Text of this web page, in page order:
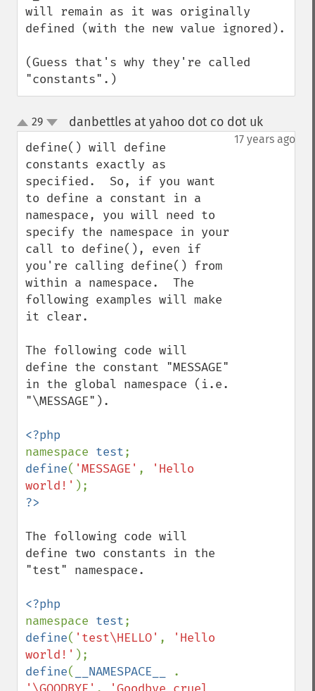
will remain as it was originally
defined (with the new value ignored).
(Guess that's why they're called
"constants".)
up
down
29 danbettles at yahoo dot co dot uk¶
17 years ago
define() will define
constants exactly as
specified.  So, if you want
to define a constant in a
namespace, you will need to
specify the namespace in your
call to define(), even if
you're calling define() from
within a namespace.  The
following examples will make
it clear.
The following code will
define the constant "MESSAGE"
in the global namespace (i.e.
"\MESSAGE").
namespace test
define( 'MESSAGE' ,
'Hello
world!'
The following code will
define two constants in the
"test" namespace.
namespace test
define( 'test\HELLO' ,
'Hello
world!'
define( __NAMESPACE__